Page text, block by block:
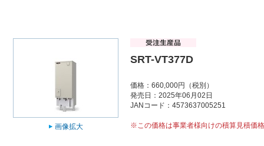
画像拡大
SRT-VT377D
価格：660,000円（税別）
発売日：2025年06月02日
JANコード：4573637005251
※この価格は事業者様向けの積算見積価